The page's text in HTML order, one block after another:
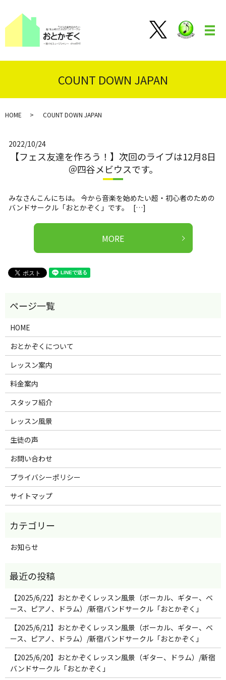
メ
COUNT DOWN JAPAN
HOME COUNT DOWN JAPAN
2022/10/24
【フェス友達を作ろう！】次回のライブは12月8日
＠四谷メビウスです。
みなさんこんにちは。 今から音楽を始めたい超・初心者のための
バンドサークル「おとかぞく」です。 […]
MORE
HOME
おとかぞくについて
レッスン案内
料金案内
スタッフ紹介
レッスン風景
生徒の声
お問い合わせ
プライバシーポリシー
サイトマップ
お知らせ
【2025/6/22】おとかぞくレッスン風景（ボーカル、ギター、ベ
ース、ピアノ、ドラム）/新宿バンドサークル「おとかぞく」
【2025/6/21】おとかぞくレッスン風景（ボーカル、ギター、ベ
ース、ピアノ、ドラム）/新宿バンドサークル「おとかぞく」
【2025/6/20】おとかぞくレッスン風景（ギター、ドラム）/新宿
バンドサークル「おとかぞく」